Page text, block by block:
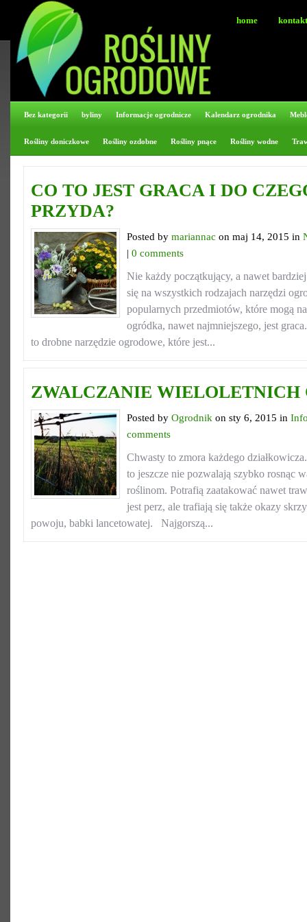
home kontakt
Bez kategorii byliny Informacje ogrodnicze Kalendarz ogrodnika
Rośliny doniczkowe Rośliny ozdobne Rośliny pnące Rośliny wodne
CO TO JEST GRACA I DO
PRZYDA?
Posted by mariannac on maj 14, 2015 in
| 0 comments
Nie każdy początkujący, a nawet
się na wszystkich rodzajach narzędzi
popularnych przedmiotów, które mogą
ogródka, nawet najmniejszego, jest
to drobne narzędzie ogrodowe, które jest...
ZWALCZANIE WIELOLETNICH
Posted by Ogrodnik on sty 6, 2015 in
comments
Chwasty to zmora każdego
to jeszcze nie pozwalają szybko rosnąc
roślinom. Potrafią zaatakować nawet
jest perz, ale trafiają się także okazy
powoju, babki lancetowatej. Najgorszą...